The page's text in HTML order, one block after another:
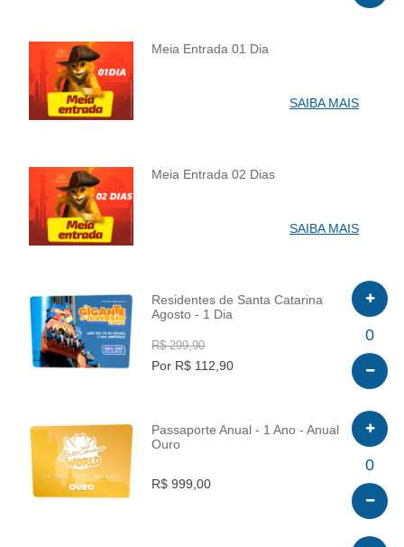
INFO
Meia Entrada 01 Dia
SAIBA MAIS
INFO
Meia Entrada 02 Dias
SAIBA MAIS
INFO
Residentes de Santa Catarina
Agosto - 1 Dia
R$ 299,90
Por R$ 112,90
0
INFO
Passaporte Anual - 1 Ano - Anual
Ouro
R$ 999,00
0